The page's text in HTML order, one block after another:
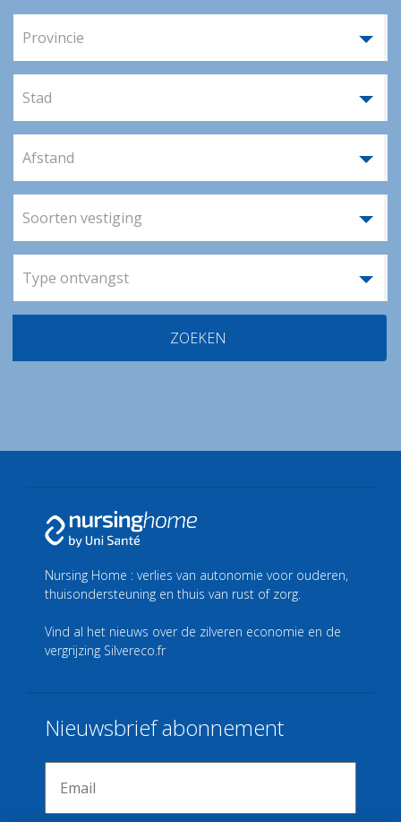
Provincie
Stad
Afstand
Soorten vestiging
Type ontvangst
ZOEKEN
Nursing Home : verlies van autonomie voor ouderen,
thuisondersteuning en thuis van rust of zorg.
Vind al het nieuws over de zilveren economie en de
vergrijzing Silvereco.fr
Nieuwsbrief abonnement